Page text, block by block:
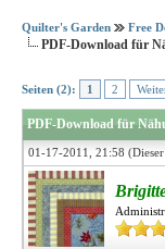
Quilter's Garden Free
PDF-Download für
Seiten (2): 1 2
PDF-Download für
01-17-2011, 21:58